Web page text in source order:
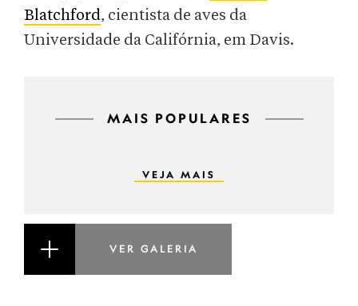
Blatchford, cientista de aves da
Universidade da Califórnia, em Davis.
MAIS POPULARES
VEJA MAIS
VER GALERIA